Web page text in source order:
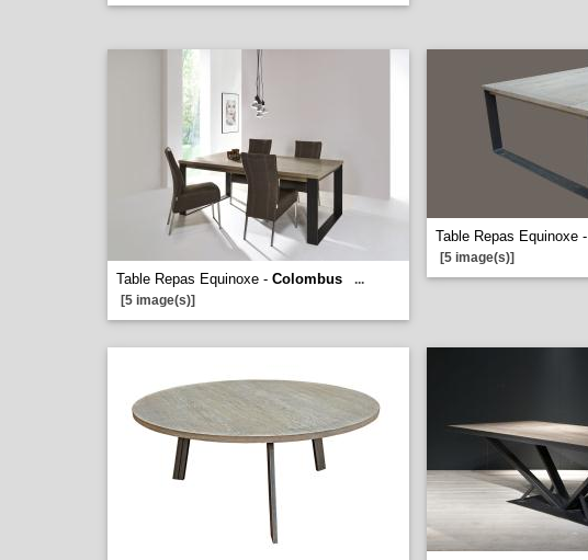
Table Repas Equinoxe - Colombus
...
[5 image(s)]
Table Repas Equinoxe -
[5 image(s)]